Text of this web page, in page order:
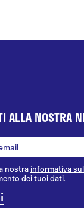
ALLA NOSTRA
nostrainformativa
dei tuoi dati.